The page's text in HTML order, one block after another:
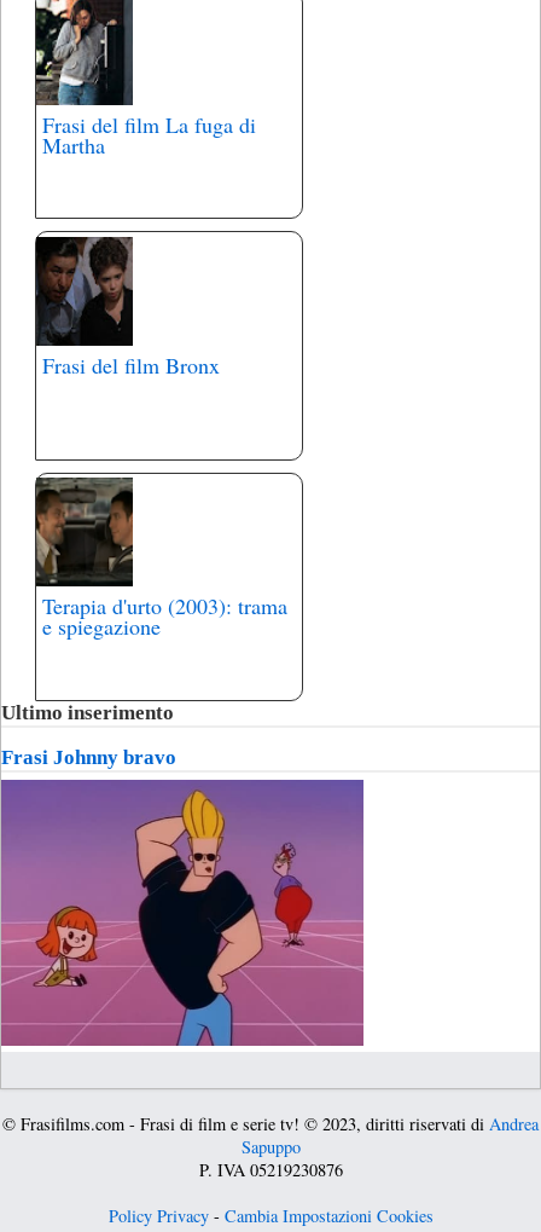
Frasi del film La fuga di
Martha
Frasi del film Bronx
Terapia d'urto (2003): trama
e spiegazione
Ultimo inserimento
Frasi Johnny bravo
© Frasifilms.com - Frasi di film e serie tv! © 2023, diritti riservati di Andrea
Sapuppo
P. IVA 05219230876
Policy Privacy- Cambia Impostazioni Cookies